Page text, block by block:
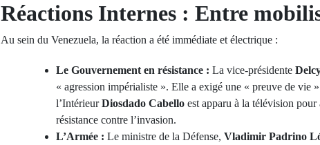
Réactions Internes : Entre
Au sein du Venezuela, la réaction a été immédiate et électrique :
Le Gouvernement en résistance : La vice-présidente
« agression impérialiste ». Elle a exigé une « preuve de vie
l’IntérieurDiosdado Cabello est apparu à la télévision
résistance contre l’invasion.
L’Armée : Le ministre de la Défense, Vladimir Padrino